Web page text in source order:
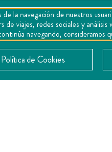
con España
Adriana Vega
fortalecer los lazos de
la navegación de nuestros
viajes, redes sociales y
navegando, consideramos
de Cookies